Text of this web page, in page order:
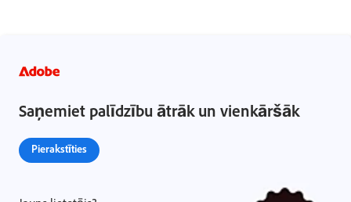
Saņemiet palīdzību ātrāk un vienkāršāk
Pierakstīties